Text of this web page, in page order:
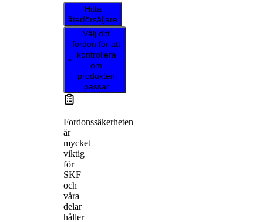
Hitta
återförsäljare
Välj ditt
fordon för att
kontrollera
om
produkten
passar
Fordonssäkerheten
är
mycket
viktig
för
SKF
och
våra
delar
håller